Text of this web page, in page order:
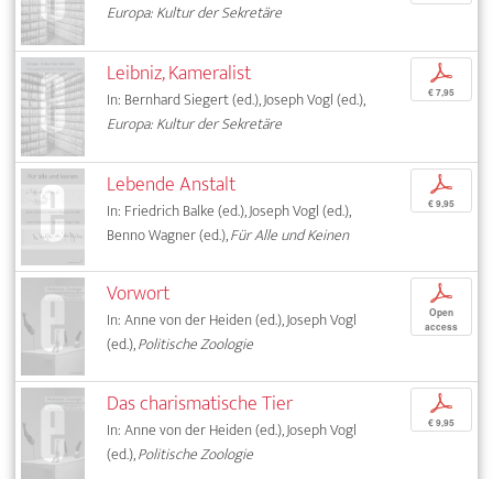
Europa: Kultur der Sekretäre
Leibniz, Kameralist
In: Bernhard Siegert (ed.), Joseph Vogl (ed.),
Europa: Kultur der Sekretäre
p
€ 7,95
Lebende Anstalt
In: Friedrich Balke (ed.), Joseph Vogl (ed.),
Benno Wagner (ed.),Für Alle und Keinen
p
€ 9,95
Vorwort
In: Anne von der Heiden (ed.), Joseph Vogl
(ed.),Politische Zoologie
p
Open
access
Das charismatische Tier
In: Anne von der Heiden (ed.), Joseph Vogl
(ed.),Politische Zoologie
p
€ 9,95